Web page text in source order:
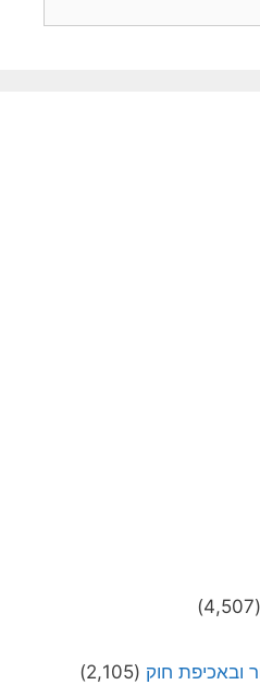
(4,507)
ובאכיפת חוק (2,105)